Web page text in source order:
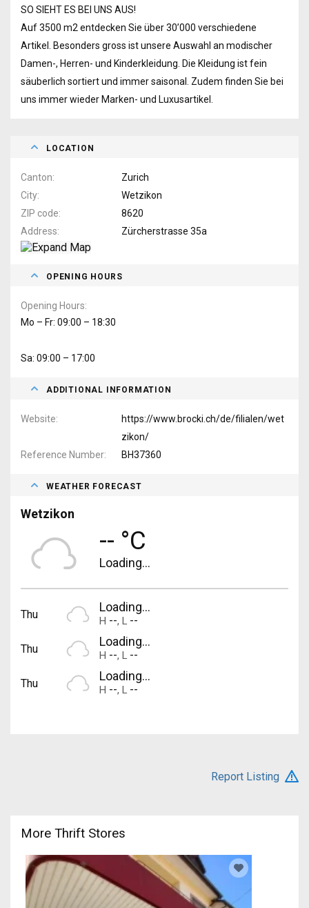
SO SIEHT ES BEI UNS AUS!
Auf 3500 m2 entdecken Sie über 30’000 verschiedene
Artikel. Besonders gross ist unsere Auswahl an modischer
Damen-, Herren- und Kinderkleidung. Die Kleidung ist fein
säuberlich sortiert und immer saisonal. Zudem finden Sie bei
uns immer wieder Marken- und Luxusartikel.
LOCATION
Canton
Zurich
City
Wetzikon
ZIP code
8620
Address
Zürcherstrasse 35a
OPENING HOURS
Opening Hours
Mo – Fr: 09:00 – 18:30
Sa: 09:00 – 17:00
ADDITIONAL INFORMATION
Website
https://www.brocki.ch/de/filialen/wet
zikon/
Reference Number
BH37360
WEATHER FORECAST
Wetzikon
-- °C
Loading...
Thu
Loading...
H --, L --
Thu
Loading...
H --, L --
Thu
Loading...
H --, L --
Report Listing
More Thrift Stores